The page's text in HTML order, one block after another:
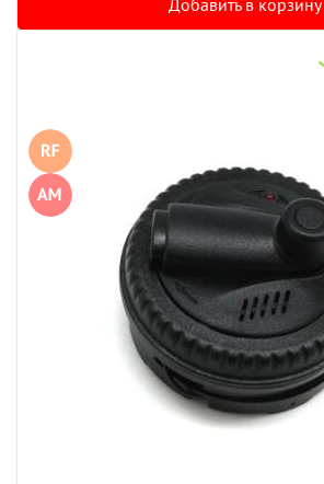
Добавить в корзину